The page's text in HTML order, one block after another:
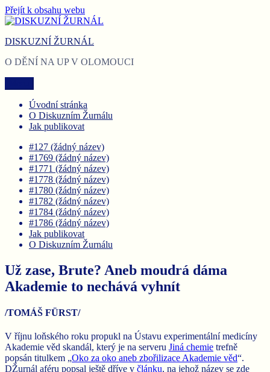
Přejít k obsahu webu
DISKUZNÍ ŽURNÁL
O DĚNÍ NA UP V OLOMOUCI
Úvodní stránka
O Diskuzním Žurnálu
Jak publikovat
#127 (žádný název)
#1769 (žádný název)
#1771 (žádný název)
#1778 (žádný název)
#1780 (žádný název)
#1782 (žádný název)
#1784 (žádný název)
#1786 (žádný název)
Jak publikovat
O Diskuzním Žurnálu
Už zase, Brute? Aneb moudrá dáma
Akademie to nechává vyhnít
/TOMÁŠ FÜRST/
V říjnu loňského roku propukl na Ústavu experimentální medicíny
Akademie věd skandál, který je na serveru Jiná chemie trefně
popsán titulkem „Oko za oko aneb zbořilizace Akademie věd“.
DŽurnál aféru popsal ještě dříve v článku, na jehož název se zde